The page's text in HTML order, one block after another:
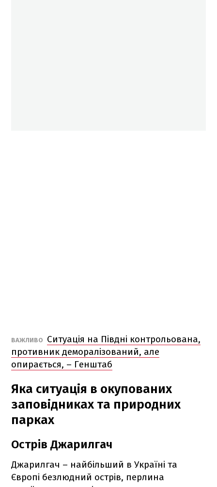
ВАЖЛИВО
Ситуація на Півдні контрольована,
противник деморалізований, але
опирається, – Генштаб
Яка ситуація в окупованих
заповідниках та природних
парках
Острів Джарилгач
Джарилгач – найбільший в Україні та
Європі безлюдний острів, перлина